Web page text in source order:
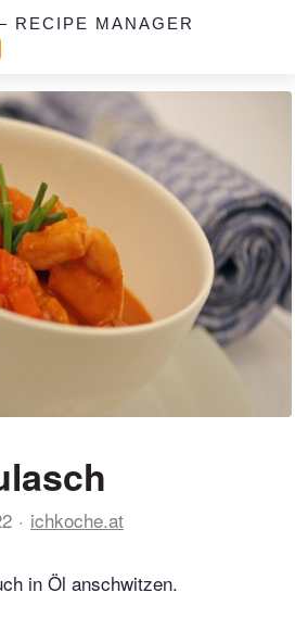
RECIPE MANAGER
ichkoche.at
in Öl anschwitzen.